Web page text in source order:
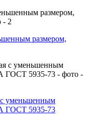
размером,
с уменьшенным
ГОСТ 5935-73